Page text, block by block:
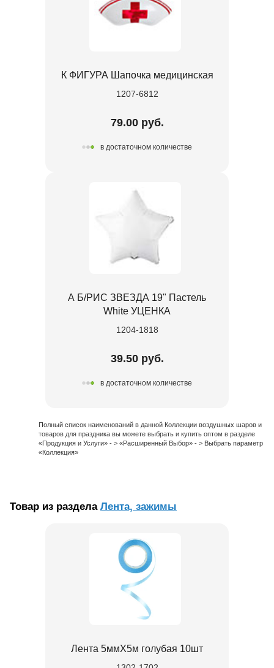
К ФИГУРА Шапочка медицинская
1207-6812
79.00 руб.
в достаточном количестве
А Б/РИС ЗВЕЗДА 19" Пастель
White УЦЕНКА
1204-1818
39.50 руб.
в достаточном количестве
Полный список наименований в данной Коллекции воздушных шаров и
товаров для праздника вы можете выбрать и купить оптом в разделе
«Продукция и Услуги» - > «Расширенный Выбор» - > Выбрать параметр
«Коллекция»
Товар из раздела Лента, зажимы
Лента 5ммХ5м голубая 10шт